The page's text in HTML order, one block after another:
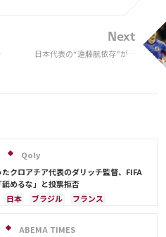
Next
日本代表の“遠藤航依存”が露
Qoly
クロアチア代表のダリッチ監督、FIFA
めるな」と投票拒否
日本 ブラジル
フランス
イングランド
アルゼンチン
ABEMA TIMES